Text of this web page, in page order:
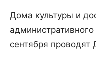
Дома культуры и
административного
сентября